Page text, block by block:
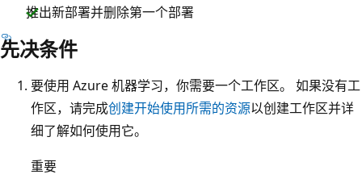
推出新部署并删除第一个部署
先决条件
要使用 Azure 机器学习，你需要一个工作区。 如果没有工
作区，请完成创建开始使用所需的资源以创建工作区并详
细了解如何使用它。
重要